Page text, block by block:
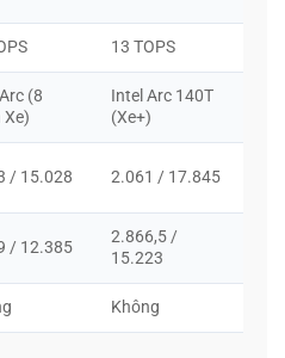
13 TOPS
(8
Xe)
Intel Arc 140T
(Xe+)
/ 15.028 2.061 / 17.845
/ 12.385
2.866,5 /
15.223
Không